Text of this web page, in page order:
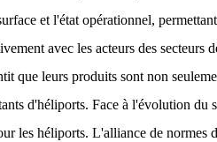
et l'état opérationnel,
avec les acteurs des secteurs
que leurs produits sont non
d'héliports. Face à l'évolution du
les héliports. L'alliance de normes